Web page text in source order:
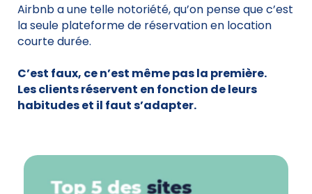
Airbnb a une telle notoriété, qu’on pense que c’est
la seule plateforme de réservation en location
courte durée.
C’est faux, ce n’est même pas la première.
Les clients réservent en fonction de leurs
habitudes et il faut s’adapter.